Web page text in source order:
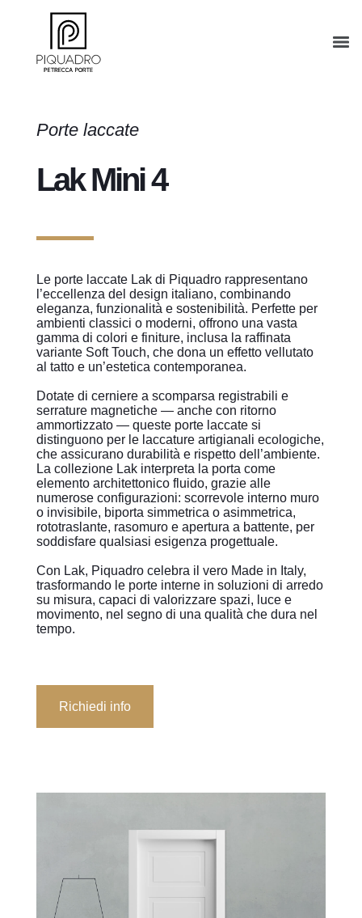
Porte laccate
Lak Mini 4
Le porte laccate Lak di Piquadro rappresentano
l’eccellenza del design italiano, combinando
eleganza, funzionalità e sostenibilità. Perfette per
ambienti classici o moderni, offrono una vasta
gamma di colori e finiture, inclusa la raffinata
variante Soft Touch, che dona un effetto vellutato
al tatto e un’estetica contemporanea.
Dotate di cerniere a scomparsa registrabili e
serrature magnetiche — anche con ritorno
ammortizzato — queste porte laccate si
distinguono per le laccature artigianali ecologiche,
che assicurano durabilità e rispetto dell’ambiente.
La collezione Lak interpreta la porta come
elemento architettonico fluido, grazie alle
numerose configurazioni: scorrevole interno muro
o invisibile, biporta simmetrica o asimmetrica,
rototraslante, rasomuro e apertura a battente, per
soddisfare qualsiasi esigenza progettuale.
Con Lak, Piquadro celebra il vero Made in Italy,
trasformando le porte interne in soluzioni di arredo
su misura, capaci di valorizzare spazi, luce e
movimento, nel segno di una qualità che dura nel
tempo.
Richiedi info